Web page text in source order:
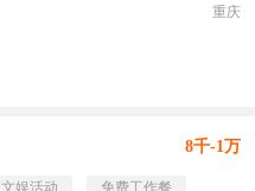
重庆
8千-1万
文娱活动
免费工作餐